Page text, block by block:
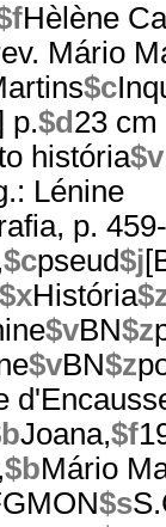
Hèlène
Mário
$c
p.$d 23 cm
história$v
Lénine
p.
$cpseud$j
$xHistória
$vBN$z
$vBN$z
Joana,$f
$bMário
$s